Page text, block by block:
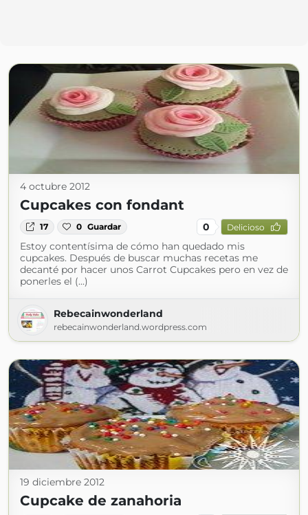
4 octubre 2012
Cupcakes con fondant
17 0 Guardar 0 Delicioso
Estoy contentísima de cómo han quedado mis
cupcakes. Después de buscar muchas recetas me
decanté por hacer unos Carrot Cupcakes pero en vez de
ponerles el (...)
Rebecainwonderland
rebecainwonderland.wordpress.com
19 diciembre 2012
Cupcake de zanahoria